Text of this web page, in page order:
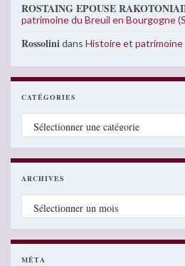
ROSTAING EPOUSE
patrimoine du Breuil en Bourgogne
Rossolinidans Histoire et patrimoine
CATÉGORIES
Catégories
ARCHIVES
Archives
MÉTA